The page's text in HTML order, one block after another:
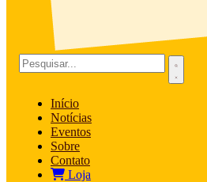
Início
Notícias
Eventos
Sobre
Contato
Loja